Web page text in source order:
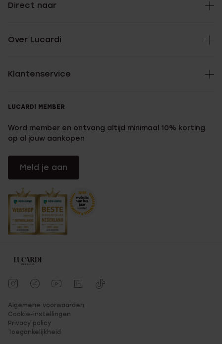
Direct naar
Over Lucardi
Klantenservice
LUCARDI MEMBER
Word member en ontvang altijd minimaal 10% korting
op al jouw aankopen
Meld je aan
Algemene voorwaarden
Cookie-instellingen
Privacy policy
Toegankelijkheid